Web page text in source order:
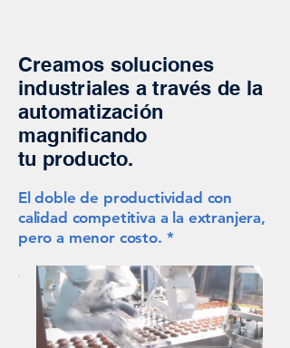
Creamos soluciones
industriales a través de la
automatización
magnificando
tu producto.
El doble de productividad con
calidad competitiva a la extranjera,
pero a menor costo. *